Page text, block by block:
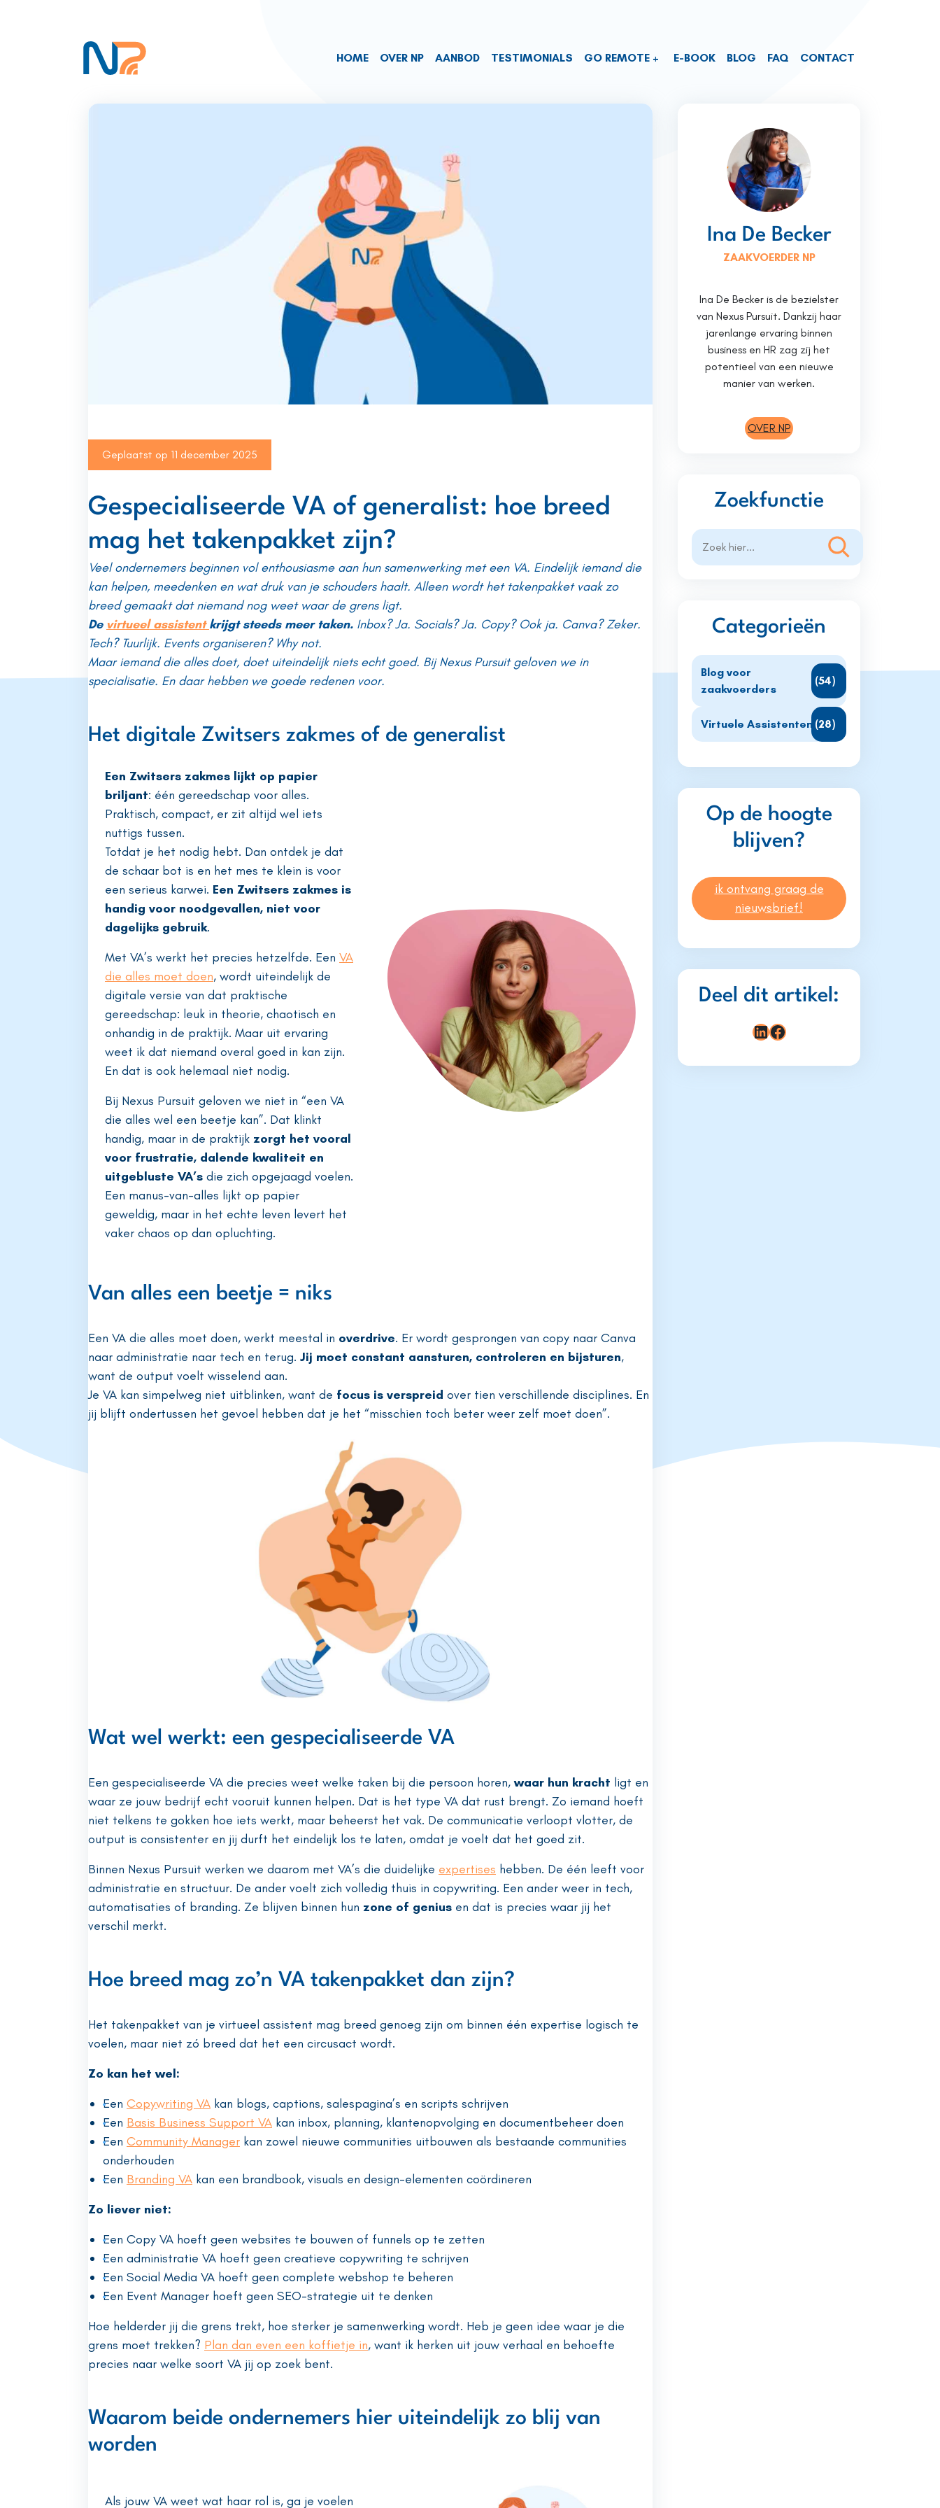
HOME OVER NP AANBOD TESTIMONIALS GO REMOTE E-BOOK BLOG FAQ CONTACT
Geplaatst op 11 december 2025
Gespecialiseerde VA of generalist: hoe breed
mag het takenpakket zijn?
Veel ondernemers beginnen vol enthousiasme aan hun samenwerking met een VA. Eindelijk iemand die
kan helpen, meedenken en wat druk van je schouders haalt. Alleen wordt het takenpakket vaak zo
breed gemaakt dat niemand nog weet waar de grens ligt.
De virtueel assistentkrijgt steeds meer taken. Inbox? Ja. Socials? Ja. Copy? Ook ja. Canva? Zeker.
Tech? Tuurlijk. Events organiseren? Why not.
Maar iemand die alles doet, doet uiteindelijk niets echt goed. Bij Nexus Pursuit geloven we in
specialisatie. En daar hebben we goede redenen voor.
Het digitale Zwitsers zakmes of de generalist
Een Zwitsers zakmes lijkt op papier
briljant: één gereedschap voor alles.
Praktisch, compact, er zit altijd wel iets
nuttigs tussen.
Totdat je het nodig hebt. Dan ontdek je dat
de schaar bot is en het mes te klein is voor
een serieus karwei. Een Zwitsers zakmes is
handig voor noodgevallen, niet voor
dagelijks gebruik.
Met VA’s werkt het precies hetzelfde. Een VA
die alles moet doen, wordt uiteindelijk de
digitale versie van dat praktische
gereedschap: leuk in theorie, chaotisch en
onhandig in de praktijk. Maar uit ervaring
weet ik dat niemand overal goed in kan zijn.
En dat is ook helemaal niet nodig.
Bij Nexus Pursuit geloven we niet in “een VA
die alles wel een beetje kan”. Dat klinkt
handig, maar in de praktijk zorgt het vooral
voor frustratie, dalende kwaliteit en
uitgebluste VA’s die zich opgejaagd voelen.
Een manus-van-alles lijkt op papier
geweldig, maar in het echte leven levert het
vaker chaos op dan opluchting.
Van alles een beetje = niks
Een VA die alles moet doen, werkt meestal in overdrive. Er wordt gesprongen van copy naar Canva
naar administratie naar tech en terug. Jij moet constant aansturen, controleren en bijsturen,
want de output voelt wisselend aan.
Je VA kan simpelweg niet uitblinken, want de focus is verspreid over tien verschillende disciplines. En
jij blijft ondertussen het gevoel hebben dat je het “misschien toch beter weer zelf moet doen”.
Wat wel werkt: een gespecialiseerde VA
Een gespecialiseerde VA die precies weet welke taken bij die persoon horen,waar hun kracht ligt en
waar ze jouw bedrijf echt vooruit kunnen helpen. Dat is het type VA dat rust brengt. Zo iemand hoeft
niet telkens te gokken hoe iets werkt, maar beheerst het vak. De communicatie verloopt vlotter, de
output is consistenter en jij durft het eindelijk los te laten, omdat je voelt dat het goed zit.
Binnen Nexus Pursuit werken we daarom met VA’s die duidelijke expertises hebben. De één leeft voor
administratie en structuur. De ander voelt zich volledig thuis in copywriting. Een ander weer in tech,
automatisaties of branding. Ze blijven binnen hun zone of genius en dat is precies waar jij het
verschil merkt.
Hoe breed mag zo’n VA takenpakket dan zijn?
Het takenpakket van je virtueel assistent mag breed genoeg zijn om binnen één expertise logisch te
voelen, maar niet zó breed dat het een circusact wordt.
Zo kan het wel:
Een Copywriting VA kan blogs, captions, salespagina’s en scripts schrijven
Een Basis Business Support VA kan inbox, planning, klantenopvolging en documentbeheer doen
Een Community Manager kan zowel nieuwe communities uitbouwen als bestaande communities
onderhouden
Een Branding VA kan een brandbook, visuals en design-elementen coördineren
Zo liever niet:
Een Copy VA hoeft geen websites te bouwen of funnels op te zetten
Een administratie VA hoeft geen creatieve copywriting te schrijven
Een Social Media VA hoeft geen complete webshop te beheren
Een Event Manager hoeft geen SEO-strategie uit te denken
Hoe helderder jij die grens trekt, hoe sterker je samenwerking wordt. Heb je geen idee waar je die
grens moet trekken? Plan dan even een koffietje in, want ik herken uit jouw verhaal en behoefte
precies naar welke soort VA jij op zoek bent.
Waarom beide ondernemers hier uiteindelijk zo blij van
worden
Als jouw VA weet wat haar rol is, ga je voelen
Ina De Becker
ZAAKVOERDER NP
Ina De Becker is de bezielster
van Nexus Pursuit. Dankzij haar
jarenlange ervaring binnen
business en HR zag zij het
potentieel van een nieuwe
manier van werken.
OVER NP
Zoekfunctie
Zoeken
Categorieën
Blog voor
zaakvoerders
(54)
Virtuele Assistenten (28)
Op de hoogte
blijven?
ik ontvang graag de
nieuwsbrief!
Deel dit artikel:
LinkedIn
Facebook